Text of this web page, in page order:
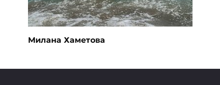
Милана Хаметова